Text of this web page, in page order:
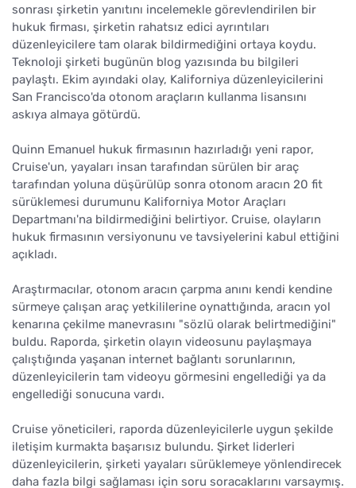
sonrası şirketin yanıtını incelemekle görevlendirilen bir
hukuk firması, şirketin rahatsız edici ayrıntıları
düzenleyicilere tam olarak bildirmediğini ortaya koydu.
Teknoloji şirketi bugünün blog yazısında bu bilgileri
paylaştı. Ekim ayındaki olay, Kaliforniya düzenleyicilerini
San Francisco'da otonom araçların kullanma lisansını
askıya almaya götürdü.
Quinn Emanuel hukuk firmasının hazırladığı yeni rapor,
Cruise'un, yayaları insan tarafından sürülen bir araç
tarafından yoluna düşürülüp sonra otonom aracın 20 fit
sürüklemesi durumunu Kaliforniya Motor Araçları
Departmanı'na bildirmediğini belirtiyor. Cruise, olayların
hukuk firmasının versiyonunu ve tavsiyelerini kabul ettiğini
açıkladı.
Araştırmacılar, otonom aracın çarpma anını kendi kendine
sürmeye çalışan araç yetkililerine oynattığında, aracın yol
kenarına çekilme manevrasını "sözlü olarak belirtmediğini"
buldu. Raporda, şirketin olayın videosunu paylaşmaya
çalıştığında yaşanan internet bağlantı sorunlarının,
düzenleyicilerin tam videoyu görmesini engellediği ya da
engellediği sonucuna vardı.
Cruise yöneticileri, raporda düzenleyicilerle uygun şekilde
iletişim kurmakta başarısız bulundu. Şirket liderleri
düzenleyicilerin, şirketi yayaları sürüklemeye yönlendirecek
daha fazla bilgi sağlaması için soru soracaklarını varsaymış.